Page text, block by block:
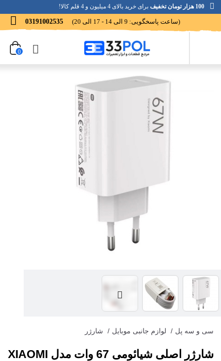
100 هزار تومان تخفیف برای خرید بالای 4 میلیون و 4 قلم کالا!
03191002535 (ساعت پاسخگویی: 9 الی 14 - 17 الی 20)
0
سی و سه پل / لوازم جانبی موبایل / شارژر
شارژر اصلی شیائومی 67 وات مدل XIAOMI